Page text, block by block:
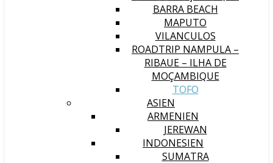
BARRA BEACH
MAPUTO
VILANCULOS
ROADTRIP NAMPULA –
RIBAUE – ILHA DE
MOÇAMBIQUE
TOFO
ASIEN
ARMENIEN
JEREWAN
INDONESIEN
SUMATRA